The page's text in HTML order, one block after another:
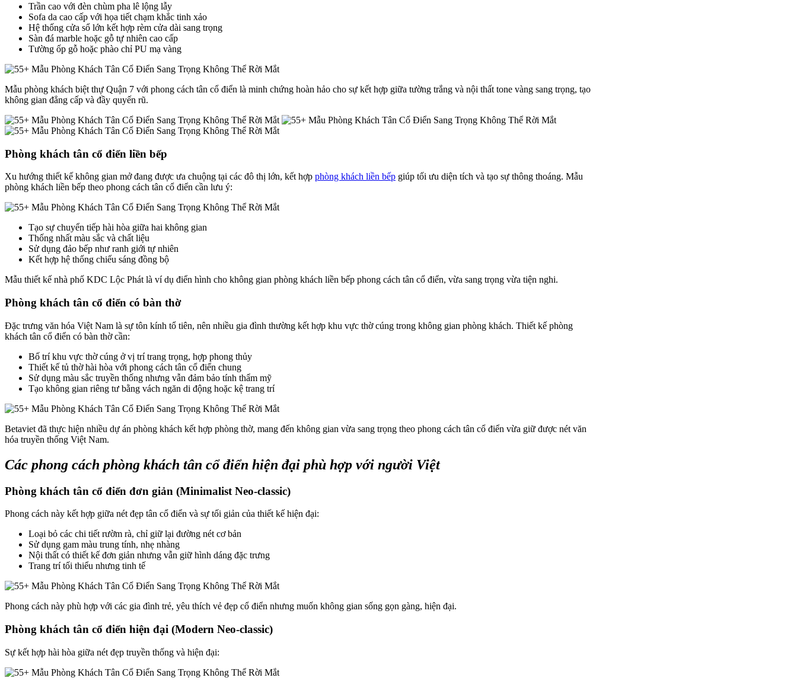
Trần cao với đèn chùm pha lê lộng lẫy
Sofa da cao cấp với họa tiết chạm khắc tinh xảo
Hệ thống cửa sổ lớn kết hợp rèm cửa dài sang trọng
Sàn đá marble hoặc gỗ tự nhiên cao cấp
Tường ốp gỗ hoặc phào chỉ PU mạ vàng
Mẫu phòng khách biệt thự Quận 7 với phong cách tân cổ điển là minh chứng hoàn hảo cho sự kết hợp giữa tường trắng và nội thất tone vàng sang trọng, tạo
không gian đẳng cấp và đầy quyến rũ.
Phòng khách tân cổ điển liền bếp
Xu hướng thiết kế không gian mở đang được ưa chuộng tại các đô thị lớn, kết hợp phòng khách liền bếp giúp tối ưu diện tích và tạo sự thông thoáng. Mẫu
phòng khách liền bếp theo phong cách tân cổ điển cần lưu ý:
Tạo sự chuyển tiếp hài hòa giữa hai không gian
Thống nhất màu sắc và chất liệu
Sử dụng đảo bếp như ranh giới tự nhiên
Kết hợp hệ thống chiếu sáng đồng bộ
Mẫu thiết kế nhà phố KDC Lộc Phát là ví dụ điển hình cho không gian phòng khách liền bếp phong cách tân cổ điển, vừa sang trọng vừa tiện nghi.
Phòng khách tân cổ điển có bàn thờ
Đặc trưng văn hóa Việt Nam là sự tôn kính tổ tiên, nên nhiều gia đình thường kết hợp khu vực thờ cúng trong không gian phòng khách. Thiết kế phòng
khách tân cổ điển có bàn thờ cần:
Bố trí khu vực thờ cúng ở vị trí trang trọng, hợp phong thủy
Thiết kế tủ thờ hài hòa với phong cách tân cổ điển chung
Sử dụng màu sắc truyền thống nhưng vẫn đảm bảo tính thẩm mỹ
Tạo không gian riêng tư bằng vách ngăn di động hoặc kệ trang trí
Betaviet đã thực hiện nhiều dự án phòng khách kết hợp phòng thờ, mang đến không gian vừa sang trọng theo phong cách tân cổ điển vừa giữ được nét văn
hóa truyền thống Việt Nam.
Các phong cách phòng khách tân cổ điển hiện đại phù hợp với người Việt
Phòng khách tân cổ điển đơn giản (Minimalist Neo-classic)
Phong cách này kết hợp giữa nét đẹp tân cổ điển và sự tối giản của thiết kế hiện đại:
Loại bỏ các chi tiết rườm rà, chỉ giữ lại đường nét cơ bản
Sử dụng gam màu trung tính, nhẹ nhàng
Nội thất có thiết kế đơn giản nhưng vẫn giữ hình dáng đặc trưng
Trang trí tối thiểu nhưng tinh tế
Phong cách này phù hợp với các gia đình trẻ, yêu thích vẻ đẹp cổ điển nhưng muốn không gian sống gọn gàng, hiện đại.
Phòng khách tân cổ điển hiện đại (Modern Neo-classic)
Sự kết hợp hài hòa giữa nét đẹp truyền thống và hiện đại: